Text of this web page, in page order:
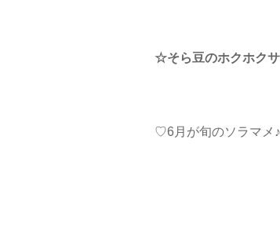
☆そら豆のホクホク
♡6月が旬のソラマメ